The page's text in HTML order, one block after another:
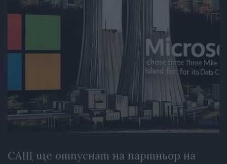
САЩ ще отпуснат на партньор на